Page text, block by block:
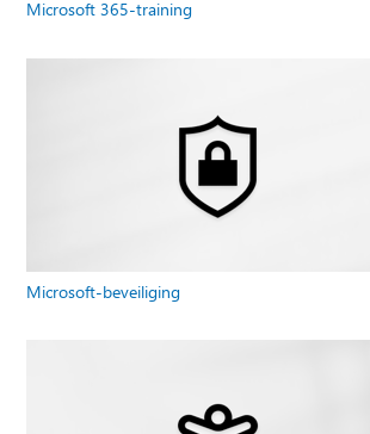
Microsoft 365-training
Microsoft-beveiliging